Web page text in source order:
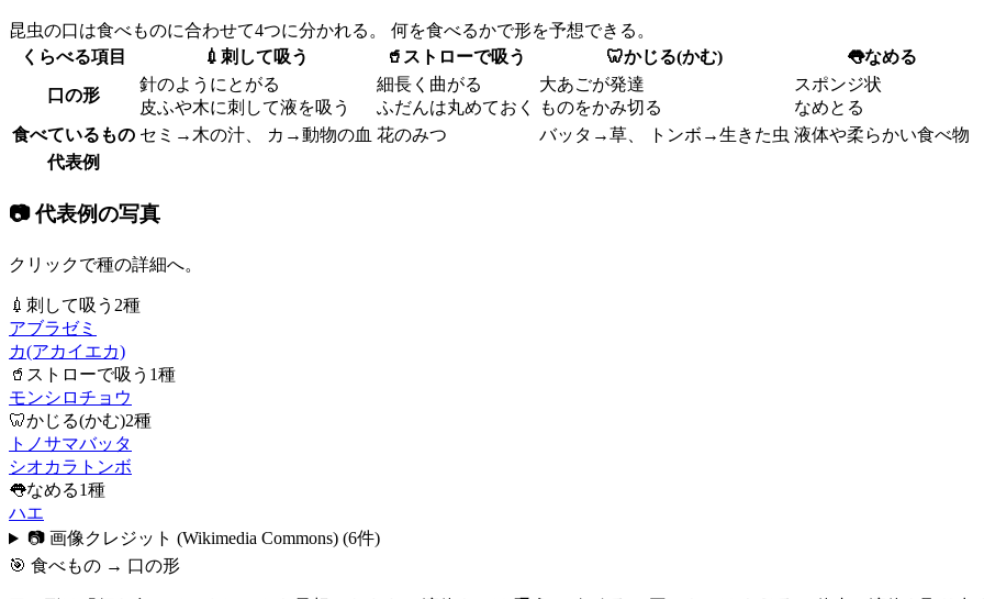
昆虫の口は食べものに合わせて4つに分かれる。 何を食べるかで形を予想できる。
くらべる項目
💉 刺して吸う 🥤 ストローで吸う 🦷かじる(かむ) 👅なめる
口の形
針のようにとがる
皮ふや木に刺して液を吸う
細長く曲がる
ふだんは丸めておく
大あごが発達
ものをかみ切る
スポンジ状
なめとる
食べているもの セミ→木の汁、 カ→動物の血 花のみつ バッタ→草、 トンボ→生きた虫 液体や柔らかい食べ物
代表例
📷 代表例の写真
クリックで種の詳細へ。
💉 刺して吸う 2種
アブラゼミ
カ(アカイエカ)
🥤 ストローで吸う 1種
モンシロチョウ
🦷かじる(かむ)2種
トノサマバッタ
シオカラトンボ
👅なめる1種
ハエ
📷 画像クレジット (Wikimedia Commons) (6件)
🎯 食べもの → 口の形